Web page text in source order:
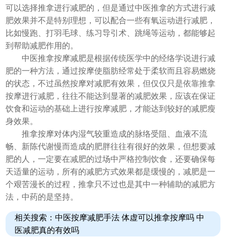
可以选择推拿进行减肥的，但是通过中医推拿的方式进行减
肥效果并不是特别理想，可以配合一些有氧运动进行减肥，
比如慢跑、打羽毛球、练习导引术、跳绳等运动，都能够起
到帮助减肥作用的。
中医推拿按摩减肥是根据传统医学中的经络学说进行减
肥的一种方法，通过按摩使脂肪经常处于柔软而且容易燃烧
的状态，不过虽然按摩对减肥有效果，但仅仅只是依靠推拿
按摩进行减肥，往往不能达到显著的减肥效果，应该在保证
饮食和运动的基础上进行按摩减肥，才能达到较好的减肥瘦
身效果。
推拿按摩对体内湿气较重造成的脉络受阻、血液不流
畅、新陈代谢慢而造成的肥胖往往有很好的效果，但想要减
肥的人，一定要在减肥的过场中严格控制饮食，还要确保每
天适量的运动，所有的减肥方式效果都是缓慢的，减肥是一
个艰苦漫长的过程，推拿只不过也是其中一种辅助的减肥方
法，中药的是坚持。
相关搜索：中医按摩减肥手法 体虚可以推拿按摩吗 中
医减肥真的有效吗